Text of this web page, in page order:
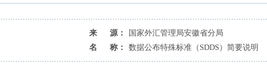
来 源：
国家外汇管理局安徽省分局
名 称： 数据公布特殊标准（SDDS）简要说明